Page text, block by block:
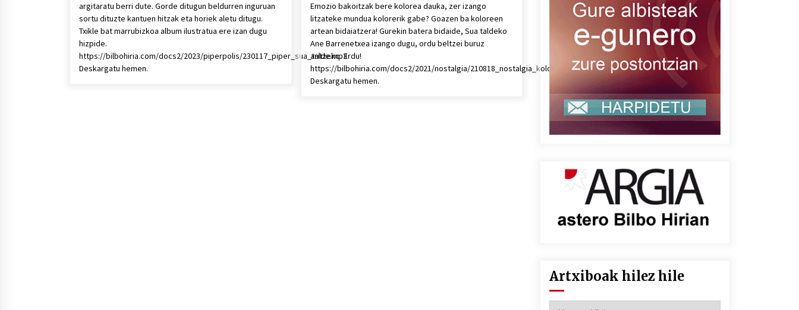
argitaratu berri dute. Gorde ditugun beldurren inguruan
sortu dituzte kantuen hitzak eta horiek aletu ditugu.
Txikle bat marrubizkoa album ilustratua ere izan dugu
hizpide.
https://bilbohiria.com/docs2/2023/piperpolis/230117_piper_sua_talde.mp3
Deskargatu hemen.
Emozio bakoitzak bere kolorea dauka, zer izango
litzateke mundua kolorerik gabe? Goazen ba koloreen
artean bidaiatzera! Gurekin batera bidaide, Sua taldeko
Ane Barrenetxea izango dugu, ordu beltzei buruz
aritzeko. Erdu!
https://bilbohiria.com/docs2/2021/nostalgia/210818_nostalgia_koloreak_07.mp3
Deskargatu hemen.
Artxiboak hilez hile